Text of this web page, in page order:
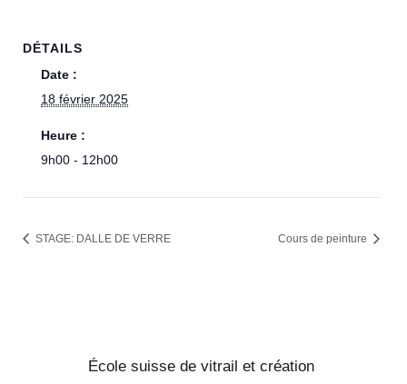
DÉTAILS
Date :
18 février 2025
Heure :
9h00 - 12h00
STAGE: DALLE DE VERRE Cours de peinture
École suisse de vitrail et création